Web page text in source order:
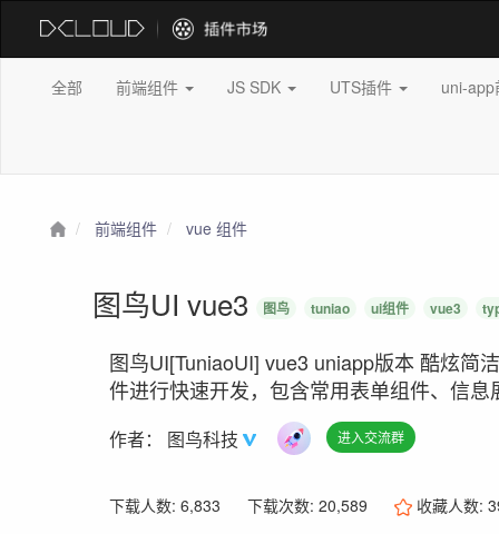
全部 前端组件 JS SDK UTS插件 uni-
前端组件 vue 组件
图鸟UI vue3 图鸟 tuniao ui组件 vue3
图鸟UI[TuniaoUI] vue3 uniapp版本 酷炫简
件进行快速开发，包含常用表单组件、信息
作者： 图鸟科技 进入交流群
下载人数: 6,833 下载次数: 20,589 收藏人数: